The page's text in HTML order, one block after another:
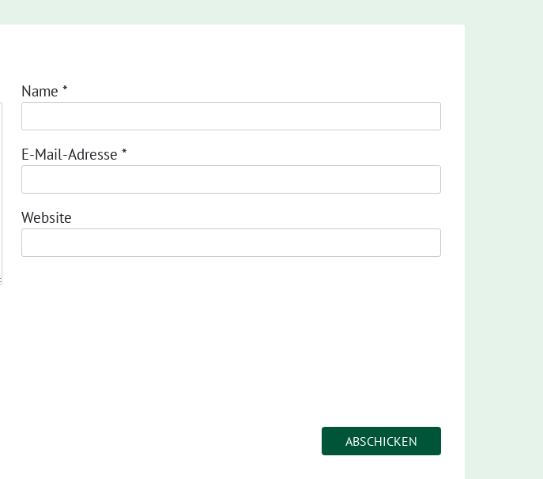
Name *
E-Mail-Adresse *
Website